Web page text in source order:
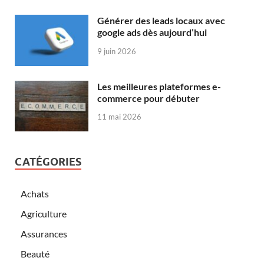
Générer des leads locaux avec
google ads dès aujourd’hui
9 juin 2026
Les meilleures plateformes e-
commerce pour débuter
11 mai 2026
CATÉGORIES
Achats
Agriculture
Assurances
Beauté